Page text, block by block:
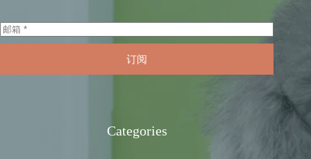
订阅
Categories